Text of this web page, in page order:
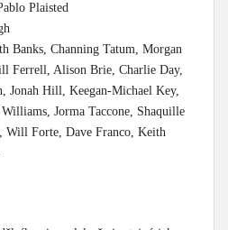
Plaisted
Banks, Channing Tatum, Morgan
Ferrell, Alison Brie, Charlie Day,
Jonah Hill, Keegan-Michael Key,
Jorma Taccone, Shaquille
Will Forte, Dave Franco, Keith